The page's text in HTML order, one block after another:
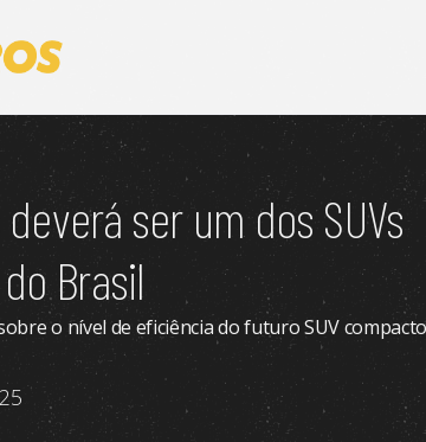
ser um dos SUVs
Brasil
o nível de eficiência do futuro SUV compacto